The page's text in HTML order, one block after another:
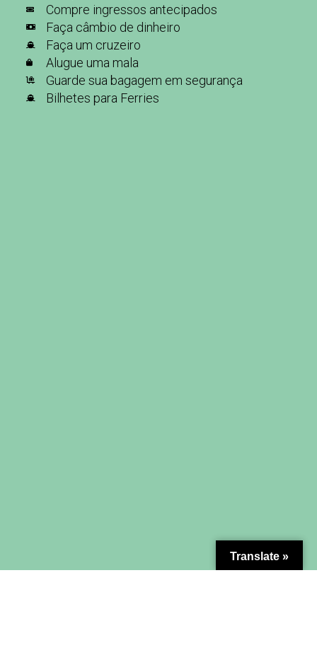
Compre ingressos antecipados
Faça câmbio de dinheiro
Faça um cruzeiro
Alugue uma mala
Guarde sua bagagem em segurança
Bilhetes para Ferries
Translate »